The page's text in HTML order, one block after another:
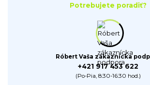
Potrebujete poradiť?
Róbert Vaša zákaznícka
+421 917 453 622
(Po-Pia, 8:30-16:30 hod.)